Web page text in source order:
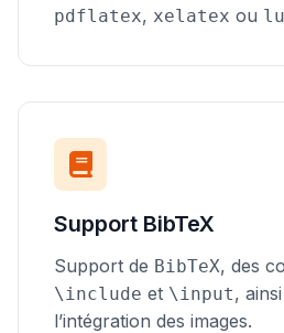
pdflatex, xelatex ou
Support BibTeX
Support de BibTeX, des
\include et \input,
l’intégration des images.